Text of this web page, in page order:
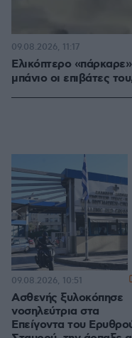
Ελικόπτερο
μπάνιο οι επιβάτες
09.08.2026, 11:17
Ασθενής ξυλοκόπησε
νοσηλεύτρια στα
Επείγοντα του
09.08.2026, 10:51